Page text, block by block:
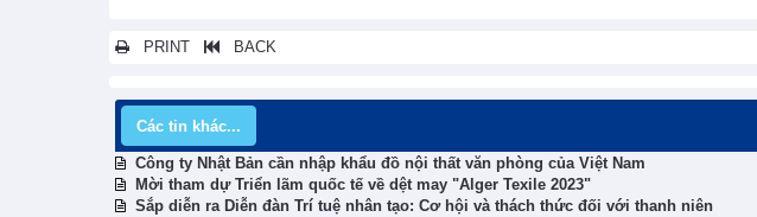
PRINT BACK
Các tin khác...
Công ty Nhật Bản cần nhập khẩu đồ nội thất văn phòng của Việt Nam
Mời tham dự Triển lãm quốc tế về dệt may "Alger Texile 2023"
Sắp diễn ra Diễn đàn Trí tuệ nhân tạo: Cơ hội và thách thức đối với thanh niên